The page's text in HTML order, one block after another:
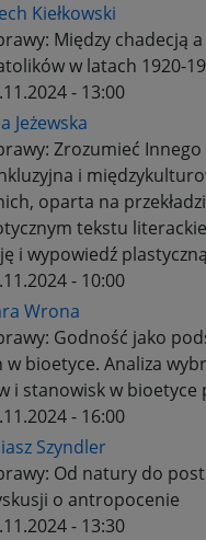
Kiełkowski
Między chadecją
w latach 1920-
- 13:00
Jeżewska
Zrozumieć Innego
i
oparta na
tekstu
i wypowiedź plastyczną
- 10:00
Wrona
Godność jako
bioetyce. Analiza
i stanowisk w bioetyce
- 16:00
Szyndler
Od natury do
o antropocenie
- 13:30